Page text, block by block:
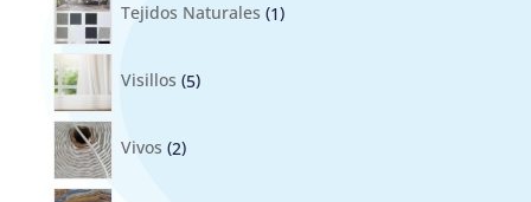
Tejidos Naturales 1
Visillos 5
Vivos 2